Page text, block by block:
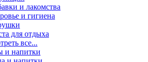
и лакомства
и гигиена
для отдыха
все...
и напитки